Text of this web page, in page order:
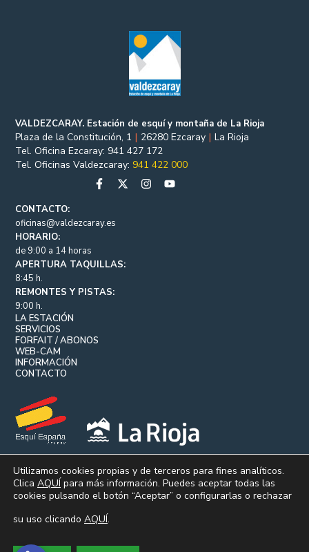
VALDEZCARAY. Estación de esquí y montaña de La Rioja
Plaza de la Constitución, 1 | 26280 Ezcaray | La Rioja
Tel. Oficina Ezcaray: 941 427 172
Tel. Oficinas Valdezcaray: 941 422 000
CONTACTO:
oficinas@valdezcaray.es
HORARIO:
de 9:00 a 14 horas
APERTURA TAQUILLAS:
8:45 h.
REMONTES Y PISTAS:
9:00 h.
LA ESTACIÓN
SERVICIOS
FORFAIT / ABONOS
WEB-CAM
INFORMACIÓN
CONTACTO
© VALDEZCARAY 2026.
AVISO LEGAL
| POLÍTICA DE PRIVACIDAD
Utilizamos cookies propias y de terceros para fines analíticos.
Clica AQUÍ para más información. Puedes aceptar todas las
cookies pulsando el botón “Aceptar” o configurarlas o rechazar
su uso clicando AQUÍ.